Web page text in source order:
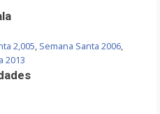
2,005, Semana Santa 2006,
2013